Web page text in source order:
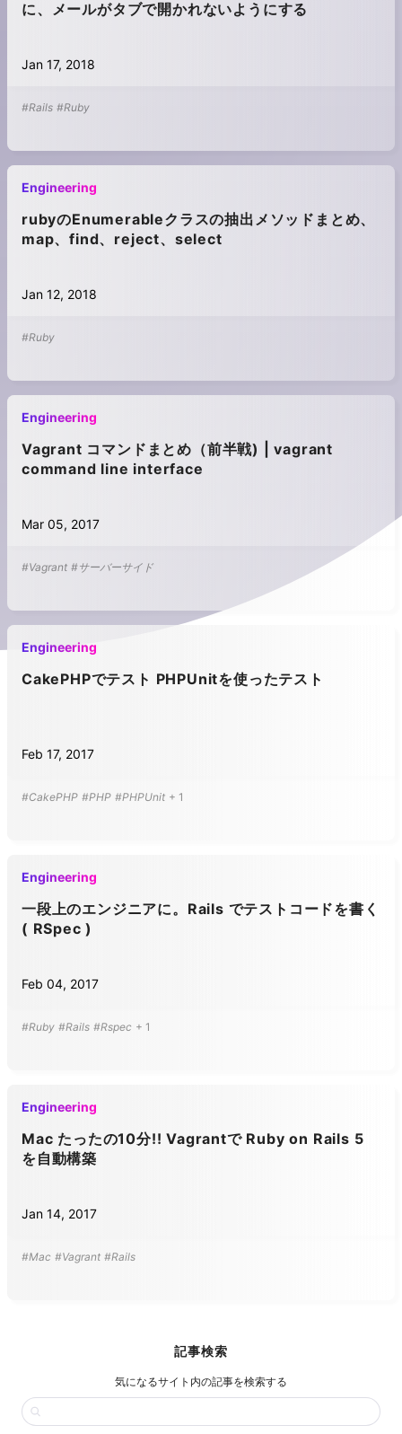
に、メールがタブで開かれないようにする
Jan 17, 2018
#Rails #Ruby
Engineering
rubyのEnumerableクラスの抽出メソッドまとめ、
map、find、reject、select
Jan 12, 2018
#Ruby
Engineering
Vagrant コマンドまとめ（前半戦) | vagrant
command line interface
Mar 05, 2017
#Vagrant #サーバーサイド
Engineering
CakePHPでテスト PHPUnitを使ったテスト
Feb 17, 2017
#CakePHP #PHP #PHPUnit + 1
Engineering
一段上のエンジニアに。Rails でテストコードを書く
( RSpec )
Feb 04, 2017
#Ruby #Rails #Rspec + 1
Engineering
Mac たったの10分!! Vagrantで Ruby on Rails 5
を自動構築
Jan 14, 2017
#Mac #Vagrant #Rails
記事検索
気になるサイト内の記事を検索する